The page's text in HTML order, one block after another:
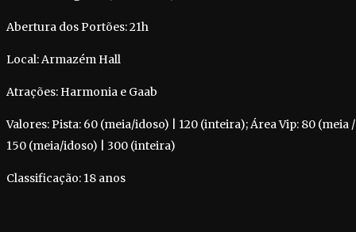
Abertura dos Portões: 21h
Local: Armazém Hall
Atrações: Harmonia e Gaab
Valores: Pista: 60 (meia/idoso) | 120 (inteira); Área Vip: 80
150 (meia/idoso) | 300 (inteira)
Classificação: 18 anos